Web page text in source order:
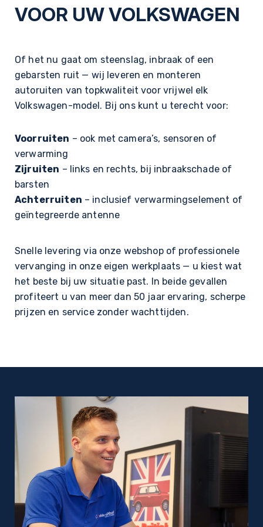
VOOR UW VOLKSWAGEN
Of het nu gaat om steenslag, inbraak of een
gebarsten ruit — wij leveren en monteren
autoruiten van topkwaliteit voor vrijwel elk
Volkswagen-model. Bij ons kunt u terecht voor:
Voorruiten – ook met camera’s, sensoren of
verwarming
Zijruiten – links en rechts, bij inbraakschade of
barsten
Achterruiten – inclusief verwarmingselement of
geïntegreerde antenne
Snelle levering via onze webshop of professionele
vervanging in onze eigen werkplaats — u kiest wat
het beste bij uw situatie past. In beide gevallen
profiteert u van meer dan 50 jaar ervaring, scherpe
prijzen en service zonder wachttijden.